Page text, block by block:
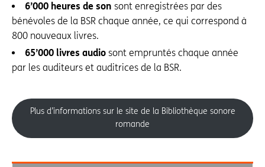
6’000 heures de son sont enregis­trées par des
bénévoles de la BSR chaque année, ce qui correspond à
800 nouveaux livres.
65’000 livres audio sont empruntés chaque année
par les auditeurs et auditrices de la BSR.
Plus d’informations sur le site de la Bibliothèque sonore
romande